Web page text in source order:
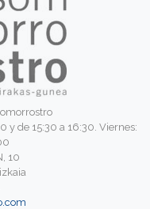
y de 15:30 a 16:30. Viernes:
10